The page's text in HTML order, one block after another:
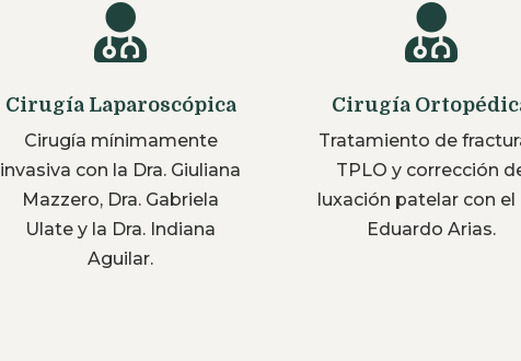

Cirugía Laparoscópica
Cirugía mínimamente
invasiva con la Dra. Giuliana
Mazzero, Dra. Gabriela
Ulate y la Dra. Indiana
Aguilar.

Cirugía
Tratamiento de
TPLO y corrección
luxación patelar con el
Eduardo Arias.